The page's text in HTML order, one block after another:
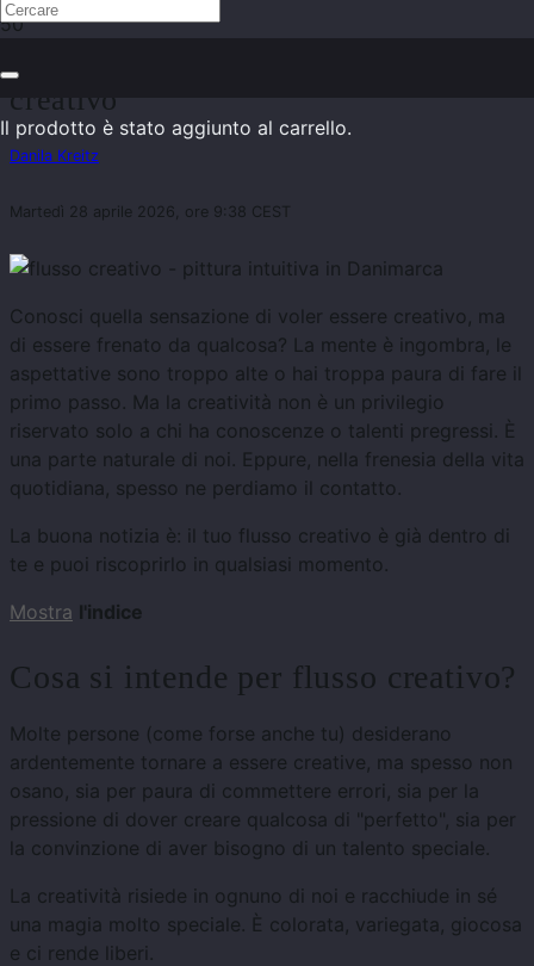
Il prodotto è stato aggiunto al carrello.
creativo
Danila Kreitz
Martedì 28 aprile 2026, ore 9:38 CEST
Conosci quella sensazione di voler essere creativo, ma
di essere frenato da qualcosa? La mente è ingombra, le
aspettative sono troppo alte o hai troppa paura di fare il
primo passo. Ma la creatività non è un privilegio
riservato solo a chi ha conoscenze o talenti pregressi. È
una parte naturale di noi. Eppure, nella frenesia della vita
quotidiana, spesso ne perdiamo il contatto.
La buona notizia è: il tuo flusso creativo è già dentro di
te e puoi riscoprirlo in qualsiasi momento.
Mostra l'indice
Cosa si intende per flusso creativo?
Molte persone (come forse anche tu) desiderano
ardentemente tornare a essere creative, ma spesso non
osano, sia per paura di commettere errori, sia per la
pressione di dover creare qualcosa di "perfetto", sia per
la convinzione di aver bisogno di un talento speciale.
La creatività risiede in ognuno di noi e racchiude in sé
una magia molto speciale. È colorata, variegata, giocosa
e ci rende liberi.